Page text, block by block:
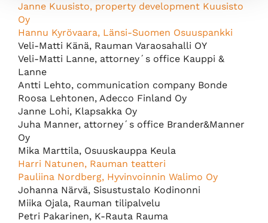
Janne Kuusisto, property development Kuusisto
Oy
Hannu Kyrövaara, Länsi-Suomen Osuuspankki
Veli-Matti Känä, Rauman Varaosahalli OY
Veli-Matti Lanne, attorney´s office Kauppi &
Lanne
Antti Lehto, communication company Bonde
Roosa Lehtonen, Adecco Finland Oy
Janne Lohi, Klapsakka Oy
Juha Manner, attorney´s office Brander&Manner
Oy
Mika Marttila, Osuuskauppa Keula
Harri Natunen, Rauman teatteri
Pauliina Nordberg, Hyvinvoinnin Walimo Oy
Johanna Närvä, Sisustustalo Kodinonni
Miika Ojala, Rauman tilipalvelu
Petri Pakarinen, K-Rauta Rauma